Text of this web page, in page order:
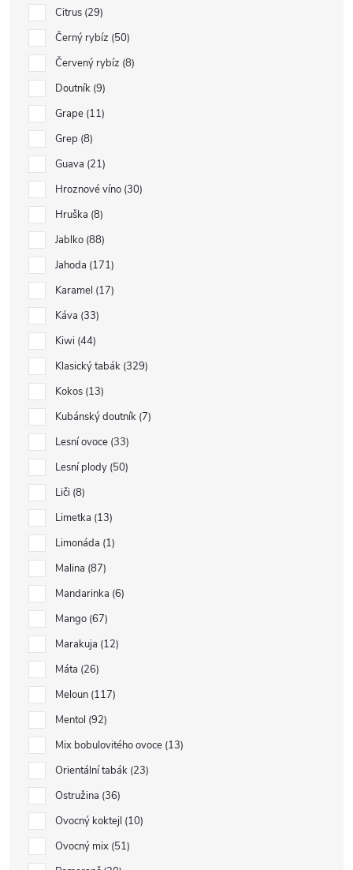
Citrus 29
Černý rybíz 50
Červený rybíz 8
Doutník 9
Grape 11
Grep 8
Guava 21
Hroznové víno 30
Hruška 8
Jablko 88
Jahoda 171
Karamel 17
Káva 33
Kiwi 44
Klasický tabák 329
Kokos 13
Kubánský doutník 7
Lesní ovoce 33
Lesní plody 50
Liči 8
Limetka 13
Limonáda 1
Malina 87
Mandarinka 6
Mango 67
Marakuja 12
Máta 26
Meloun 117
Mentol 92
Mix bobulovitého ovoce 13
Orientální tabák 23
Ostružina 36
Ovocný koktejl 10
Ovocný mix 51